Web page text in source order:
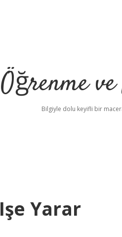
Öğrenme ve
Bilgiyle dolu keyifli bir
Yarar